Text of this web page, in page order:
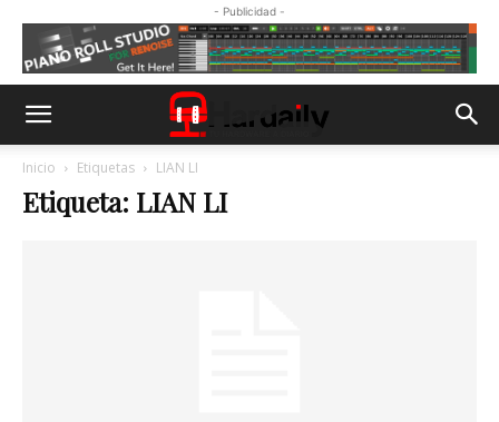
- Publicidad -
Inicio Etiquetas LIAN LI
Etiqueta: LIAN LI